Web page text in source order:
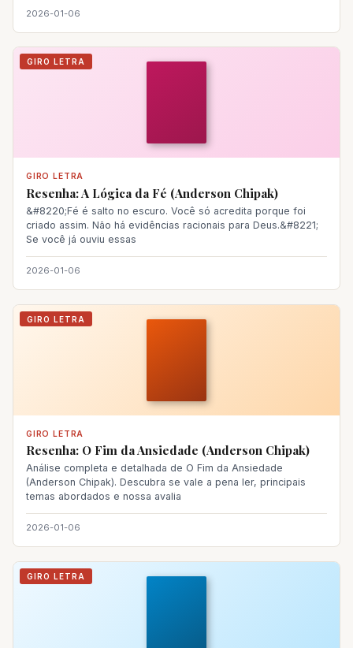
2026-01-06
GIRO LETRA
GIRO LETRA
Resenha: A Lógica da Fé (Anderson Chipak)
&#8220;Fé é salto no escuro. Você só acredita porque foi
criado assim. Não há evidências racionais para Deus.&#8221;
Se você já ouviu essas
2026-01-06
GIRO LETRA
GIRO LETRA
Resenha: O Fim da Ansiedade (Anderson Chipak)
Análise completa e detalhada de O Fim da Ansiedade
(Anderson Chipak). Descubra se vale a pena ler, principais
temas abordados e nossa avalia
2026-01-06
GIRO LETRA